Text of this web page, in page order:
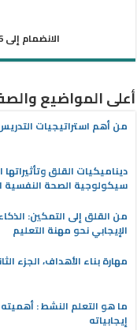
الانضمام إلى 27.6 من آلاف المشتركين الآخرين
أعلى المواضيع
من أهم استراتيجيات
ديناميكيات القلق وتأثيراتها
سيكولوجية الصحة النفسية
من القلق إلى التمكين:
الإيجابي نحو مهنة التعليم
مهارة بناء الأهداف، الجزء
ما هو التعلم النشط : أهميته
إيجابياته